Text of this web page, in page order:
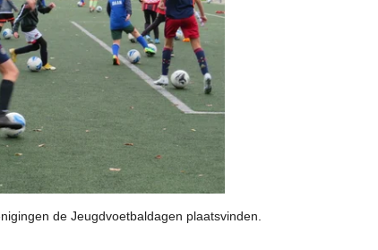
de Jeugdvoetbaldagen plaatsvinden.